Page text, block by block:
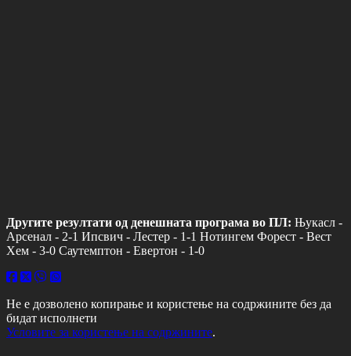
Другите резултати од денешната програма во ПЛ: Њукасл -
Арсенал - 2-1 Ипсвич - Лестер - 1-1 Нотингем Форест - Вест
Хем - 3-0 Саутемптон - Евертон - 1-0
Не е дозволено копирање и користење на содржините без да
бидат исполнети
Условите за користење на содржините.